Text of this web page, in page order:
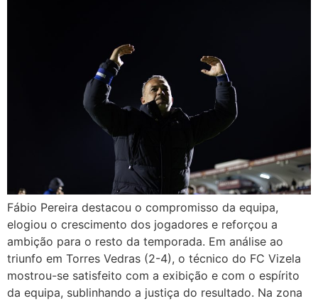
Fábio Pereira destacou o compromisso da equipa,
elogiou o crescimento dos jogadores e reforçou a
ambição para o resto da temporada. Em análise ao
triunfo em Torres Vedras (2-4), o técnico do FC Vizela
mostrou-se satisfeito com a exibição e com o espírito
da equipa, sublinhando a justiça do resultado. Na zona